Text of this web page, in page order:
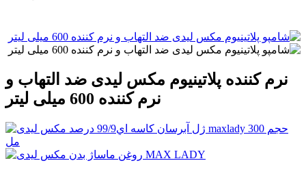
نرم کننده پلاتینیوم مکس لیدی ضد التهاب و
نرم کننده 600 میلی لیتر